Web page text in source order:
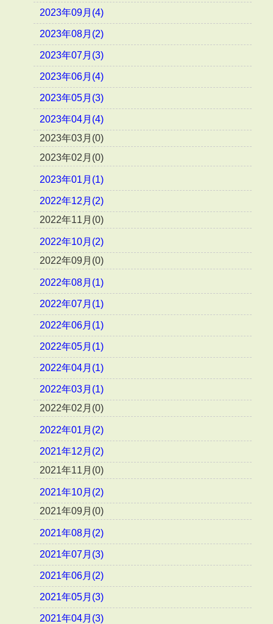
2023年09月(4)
2023年08月(2)
2023年07月(3)
2023年06月(4)
2023年05月(3)
2023年04月(4)
2023年03月(0)
2023年02月(0)
2023年01月(1)
2022年12月(2)
2022年11月(0)
2022年10月(2)
2022年09月(0)
2022年08月(1)
2022年07月(1)
2022年06月(1)
2022年05月(1)
2022年04月(1)
2022年03月(1)
2022年02月(0)
2022年01月(2)
2021年12月(2)
2021年11月(0)
2021年10月(2)
2021年09月(0)
2021年08月(2)
2021年07月(3)
2021年06月(2)
2021年05月(3)
2021年04月(3)